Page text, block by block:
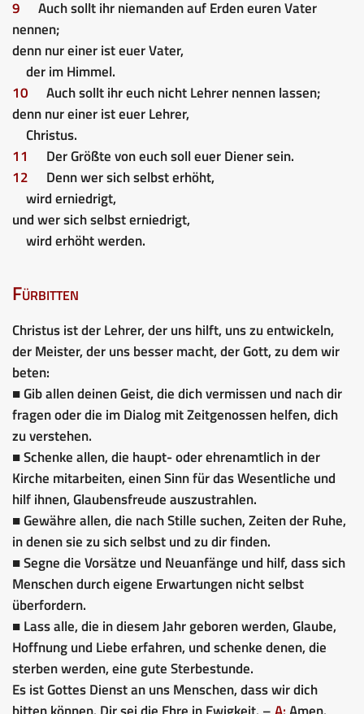
9
Auch sollt ihr niemanden auf Erden euren Vater
nennen;
denn nur einer ist euer Vater,
der im Himmel.
10
Auch sollt ihr euch nicht Lehrer nennen lassen;
denn nur einer ist euer Lehrer,
Christus.
11
Der Größte von euch soll euer Diener sein.
12
Denn wer sich selbst erhöht,
wird erniedrigt,
und wer sich selbst erniedrigt,
wird erhöht werden.
Fürbitten
Christus ist der Lehrer, der uns hilft, uns zu entwickeln,
der Meister, der uns besser macht, der Gott, zu dem wir
beten:
■ Gib allen deinen Geist, die dich vermissen und nach dir
fragen oder die im Dialog mit Zeitgenossen helfen, dich
zu verstehen.
■ Schenke allen, die haupt- oder ehrenamtlich in der
Kirche mitarbeiten, einen Sinn für das Wesentliche und
hilf ihnen, Glaubensfreude auszustrahlen.
■ Gewähre allen, die nach Stille suchen, Zeiten der Ruhe,
in denen sie zu sich selbst und zu dir finden.
■ Segne die Vorsätze und Neuanfänge und hilf, dass sich
Menschen durch eigene Erwartungen nicht selbst
überfordern.
■ Lass alle, die in diesem Jahr geboren werden, Glaube,
Hoffnung und Liebe erfahren, und schenke denen, die
sterben werden, eine gute Sterbestunde.
Es ist Gottes Dienst an uns Menschen, dass wir dich